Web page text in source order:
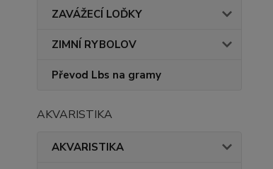
ZAVÁŽECÍ LOĎKY
ZIMNÍ RYBOLOV
Převod Lbs na gramy
AKVARISTIKA
AKVARISTIKA